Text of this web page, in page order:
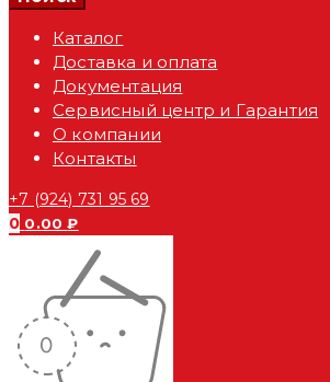
Каталог
Доставка и оплата
Документация
Сервисный центр и Гарантия
О компании
Контакты
+7 (924) 731 95 69
0 0.00₽